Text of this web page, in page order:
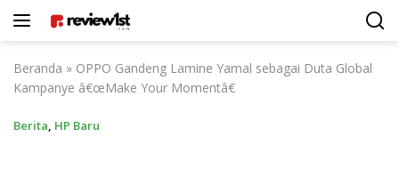
Beranda » OPPO Gandeng Lamine Yamal sebagai Duta Global
Kampanye â€œMake Your Momentâ€
Berita, HP Baru